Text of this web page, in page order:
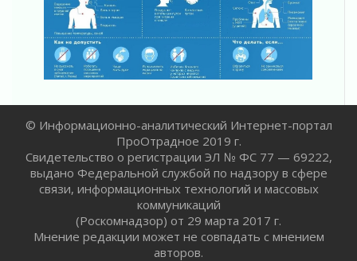
02 августа 2026
Готовность №1
02 августа 2026
Километровые столбы «Дороги жизни»
02 августа 2026
Ленобласть внедрила передовую подготовку
операторов БПЛА
02 августа 2026
В Ивангороде появилась «Избушка-
воробушка»
02 августа 2026
Юхла, мука, кантеле и Водяной
© Информационно-аналитический Интернет-портал
ПроОтрадное 2019 г.
Свидетельство о регистрации ЭЛ № ФС 77 — 69222,
выдано Федеральной службой по надзору в сфере
связи, информационных технологий и массовых
коммуникаций
(Роскомнадзор) от 29 марта 2017 г.
Мнение редакции может не совпадать с мнением
авторов.